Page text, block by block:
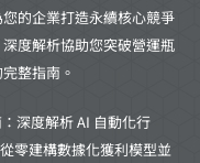
的企業打造永續核心競爭
度解析協助您突破營運瓶
整指南。
深度解析 AI 自動化行
零建構數據化獲利模型並